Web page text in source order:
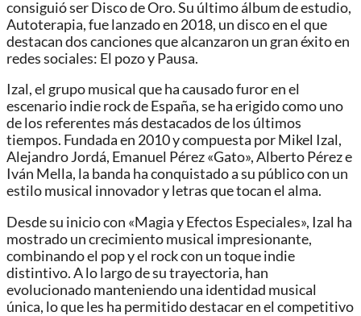
consiguió ser Disco de Oro. Su último álbum de estudio,
Autoterapia, fue lanzado en 2018, un disco en el que
destacan dos canciones que alcanzaron un gran éxito en
redes sociales: El pozo y Pausa.
Izal, el grupo musical que ha causado furor en el
escenario indie rock de España, se ha erigido como uno
de los referentes más destacados de los últimos
tiempos. Fundada en 2010 y compuesta por Mikel Izal,
Alejandro Jordá, Emanuel Pérez «Gato», Alberto Pérez e
Iván Mella, la banda ha conquistado a su público con un
estilo musical innovador y letras que tocan el alma.
Desde su inicio con «Magia y Efectos Especiales», Izal ha
mostrado un crecimiento musical impresionante,
combinando el pop y el rock con un toque indie
distintivo. A lo largo de su trayectoria, han
evolucionado manteniendo una identidad musical
única, lo que les ha permitido destacar en el competitivo